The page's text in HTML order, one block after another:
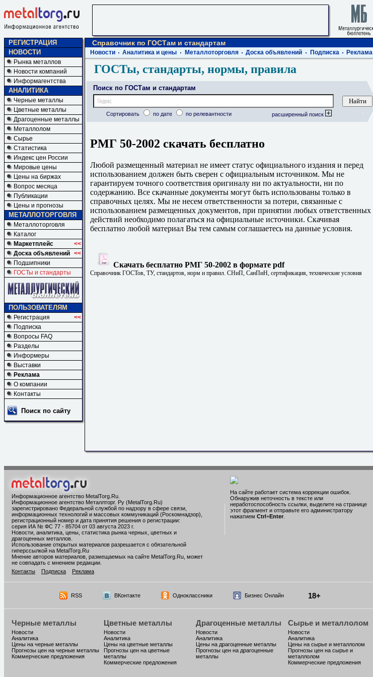
РЕГИСТРАЦИЯ
НОВОСТИ
Рынка металлов
Новости компаний
Информагентства
АНАЛИТИКА
Черные металлы
Цветные металлы
Драгоценные металлы
Металлолом
Сырье
Статистика
Индекс цен России
Мировые цены
Цены на биржах
Вопрос месяца
Публикации
Цены и прогнозы
МЕТАЛЛОТОРГОВЛЯ
Металлоторговля
Каталог
Маркетплейс
<<
Доска объявлений <<
Подшипники
ГОСТы и стандарты
ПОЛЬЗОВАТЕЛЯМ
Регистрация
<<
Подписка
Вопросы FAQ
Разделы
Информеры
Выставки
Реклама
О компании
Контакты
Поиск по сайту
Справочник по ГОСТам и стандартам
Новости Аналитика и цены Металлоторговля Доска объявлений Подписка Реклама
ГОСТы, стандарты, нормы, правила
Поиск по ГОСТам и стандартам
Сортировать по дате по релевантности расширенный поиск
РМГ 50-2002 скачать бесплатно
Любой размещенный материал не имеет статус официального издания и перед
использованием должен быть сверен с официальным источником. Мы не
гарантируем точного соответствия оригиналу ни по актуальности, ни по
содержанию. Все скачанные документы могут быть использованы только в
справочных целях. Мы не несем ответственности за потери, связанные с
использованием размещенных документов, при принятии любых ответственных
действий необходимо полагаться на официальные источники. Скачивая
бесплатно любой материал Вы тем самым соглашаетесь на данные условия.
Скачать бесплатно РМГ 50-2002 в формате pdf
Справочник ГОСТов, ТУ, стандартов, норм и правил. СНиП, СанПиН, сертификация, технические условия
Информационное агентство MetalTorg.Ru
Информационное агентство Металлторг. Ру (MetalTorg.Ru)
зарегистрировано Федеральной службой по надзору в сфере связи,
информационных технологий и массовых коммуникаций (Роскомнадзор),
регистрационный номер и дата принятия решения о регистрации:
серия ИА № ФС 77 - 85704 от 03 августа 2023 г.
Новости, аналитика, цены, статистика рынка черных, цветных и
драгоценных металлов.
Использование открытых материалов разрешается с обязательной
гиперссылкой на MetalTorg.Ru
Мнение авторов материалов, размещаемых на сайте MetalTorg.Ru, может
не совпадать с мнением редакции.
Контакты
Подписка Реклама
На сайте работает система коррекции ошибок.
Обнаружив неточность в тексте или
неработоспособность ссылки, выделите на странице
этот фрагмент и отправьте его администратору
нажатием Ctrl+Enter
RSS ВКонтакте Одноклассники Бизнес Онлайн 18+
Черные металлы
Новости
Аналитика
Цены на черные металлы
Прогнозы цен на черные металлы
Коммерческие предложения
Цветные металлы
Новости
Аналитика
Цены на цветные металлы
Прогнозы цен на цветные
металлы
Коммерческие предложения
Драгоценные металлы
Новости
Аналитика
Цены на драгоценные металлы
Прогнозы цен на драгоценные
металлы
Сырье и металлолом
Новости
Аналитика
Цены на сырье и металлолом
Прогнозы цен на сырье и
металлолом
Коммерческие предложения